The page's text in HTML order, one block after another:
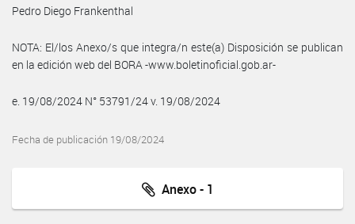
Pedro Diego Frankenthal
NOTA: El/los Anexo/s que integra/n este(a) Disposición se publican
en la edición web del BORA -www.boletinoficial.gob.ar-
e. 19/08/2024 N° 53791/24 v. 19/08/2024
Fecha de publicación 19/08/2024
Anexo - 1